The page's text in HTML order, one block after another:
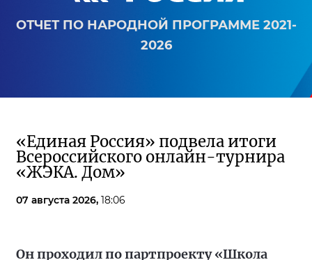
ОТЧЕТ ПО НАРОДНОЙ ПРОГРАММЕ 2021-
2026
«Единая Россия» подвела итоги
Всероссийского онлайн-турнира
«ЖЭКА. Дом»
07 августа 2026, 18:06
Он проходил по партпроекту «Школа